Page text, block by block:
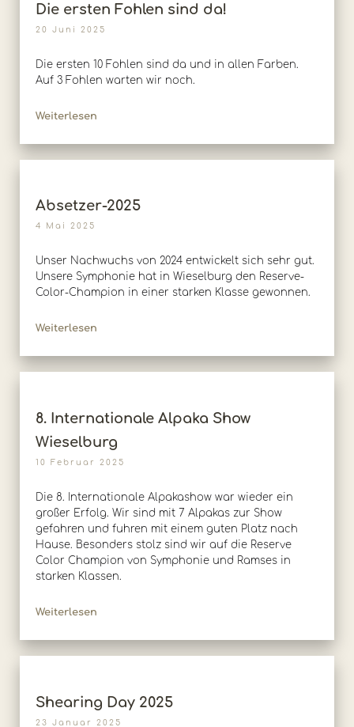
Die ersten Fohlen sind da!
20 Juni 2025
Die ersten 10 Fohlen sind da und in allen Farben.
Auf 3 Fohlen warten wir noch.
Weiterlesen
Absetzer-2025
4 Mai 2025
Unser Nachwuchs von 2024 entwickelt sich sehr gut.
Unsere Symphonie hat in Wieselburg den Reserve-
Color-Champion in einer starken Klasse gewonnen.
Weiterlesen
8. Internationale Alpaka Show
Wieselburg
10 Februar 2025
Die 8. Internationale Alpakashow war wieder ein
großer Erfolg. Wir sind mit 7 Alpakas zur Show
gefahren und fuhren mit einem guten Platz nach
Hause. Besonders stolz sind wir auf die Reserve
Color Champion von Symphonie und Ramses in
starken Klassen.
Weiterlesen
Shearing Day 2025
23 Januar 2025